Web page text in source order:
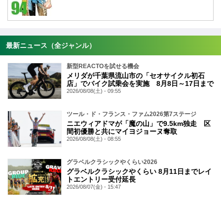
最新ニュース（全ジャンル）
新型REACTOを試せる機会
メリダが千葉県流山市の「セオサイクル初石
店」でバイク試乗会を実施 8月8日～17日まで
2026/08/08(土) - 09:55
ツール・ド・フランス・ファム2026第7ステージ
ニエウィアドマが「魔の山」で9.5km独走 区
間初優勝と共にマイヨジョーヌ奪取
2026/08/08(土) - 08:55
グラベルクラシックやくらい2026
グラベルクラシックやくらい 8月11日までレイ
トエントリー受付延長
2026/08/07(金) - 15:47